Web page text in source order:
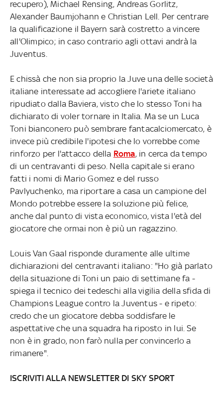
recupero), Michael Rensing, Andreas Gorlitz,
Alexander Baumjohann e Christian Lell. Per centrare
la qualificazione il Bayern sarà costretto a vincere
all'Olimpico; in caso contrario agli ottavi andrà la
Juventus.
E chissà che non sia proprio la Juve una delle società
italiane interessate ad accogliere l'ariete italiano
ripudiato dalla Baviera, visto che lo stesso Toni ha
dichiarato di voler tornare in Italia. Ma se un Luca
Toni bianconero può sembrare fantacalciomercato, è
invece più credibile l'ipotesi che lo vorrebbe come
rinforzo per l'attacco della Roma, in cerca da tempo
di un centravanti di peso. Nella capitale si erano
fatti i nomi di Mario Gomez e del russo
Pavlyuchenko, ma riportare a casa un campione del
Mondo potrebbe essere la soluzione più felice,
anche dal punto di vista economico, vista l'età del
giocatore che ormai non è più un ragazzino.
Louis Van Gaal risponde duramente alle ultime
dichiarazioni del centravanti italiano: "Ho già parlato
della situazione di Toni un paio di settimane fa -
spiega il tecnico dei tedeschi alla vigilia della sfida di
Champions League contro la Juventus - e ripeto:
credo che un giocatore debba soddisfare le
aspettative che una squadra ha riposto in lui. Se
non è in grado, non farò nulla per convincerlo a
rimanere".
ISCRIVITI ALLA NEWSLETTER DI SKY SPORT